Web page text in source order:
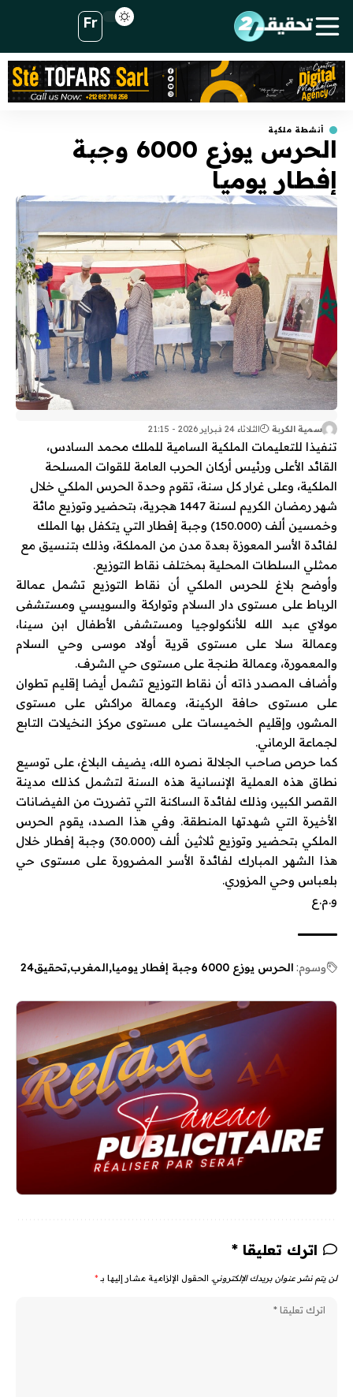
Fr
أنشطة ملكية
الحرس يوزع 6000 وجبة
إفطار يوميا
سمية الكربة الثلاثاء 24 فبراير 2026 - 21:15
تنفيذا للتعليمات الملكية السامية للملك محمد السادس،
القائد الأعلى ورئيس أركان الحرب العامة للقوات المسلحة
الملكية، وعلى غرار كل سنة، تقوم وحدة الحرس الملكي خلال
شهر رمضان الكريم لسنة 1447 هجرية، بتحضير وتوزيع مائة
وخمسين ألف (150.000) وجبة إفطار التي يتكفل بها الملك
لفائدة الأسر المعوزة بعدة مدن من المملكة، وذلك بتنسيق مع
ممثلي السلطات المحلية بمختلف نقاط التوزيع.
وأوضح بلاغ للحرس الملكي أن نقاط التوزيع تشمل عمالة
الرباط على مستوى دار السلام وتواركة والسويسي ومستشفى
مولاي عبد الله للأنكولوجيا ومستشفى الأطفال ابن سينا،
وعمالة سلا على مستوى قرية أولاد موسى وحي السلام
والمعمورة، وعمالة طنجة على مستوى حي الشرف.
وأضاف المصدر ذاته أن نقاط التوزيع تشمل أيضا إقليم تطوان
على مستوى حافة الركينة، وعمالة مراكش على مستوى
المشور، وإقليم الخميسات على مستوى مركز النخيلات التابع
لجماعة الرماني.
كما حرص صاحب الجلالة نصره الله، يضيف البلاغ، على توسيع
نطاق هذه العملية الإنسانية هذه السنة لتشمل كذلك مدينة
القصر الكبير، وذلك لفائدة الساكنة التي تضررت من الفيضانات
الأخيرة التي شهدتها المنطقة. وفي هذا الصدد، يقوم الحرس
الملكي بتحضير وتوزيع ثلاثين ألف (30.000) وجبة إفطار خلال
هذا الشهر المبارك لفائدة الأسر المضرورة على مستوى حي
بلعباس وحي المزوري.
و.م.ع
وسوم: الحرس يوزع 6000 وجبة إفطار يوميا المغرب تحقيق24
اترك تعليقا *
لن يتم نشر عنوان بريدك الإلكتروني. الحقول الإلزامية مشار إليها بـ *